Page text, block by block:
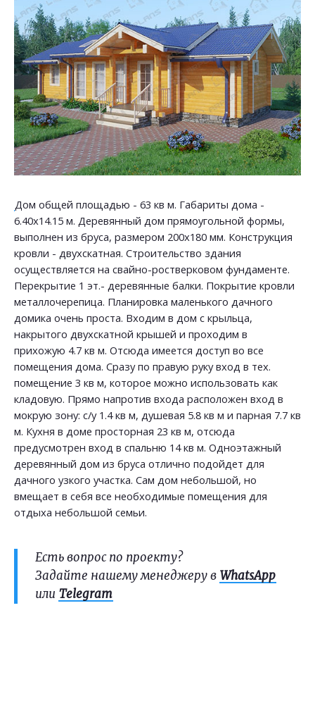
Дом общей площадью - 63 кв м. Габариты дома -
6.40х14.15 м. Деревянный дом прямоугольной формы,
выполнен из бруса, размером 200х180 мм. Конструкция
кровли - двухскатная. Строительство здания
осуществляется на свайно-ростверковом фундаменте.
Перекрытие 1 эт.- деревянные балки. Покрытие кровли
металлочерепица. Планировка маленького дачного
домика очень проста. Входим в дом с крыльца,
накрытого двухскатной крышей и проходим в
прихожую 4.7 кв м. Отсюда имеется доступ во все
помещения дома. Сразу по правую руку вход в тех.
помещение 3 кв м, которое можно использовать как
кладовую. Прямо напротив входа расположен вход в
мокрую зону: с/у 1.4 кв м, душевая 5.8 кв м и парная 7.7 кв
м. Кухня в доме просторная 23 кв м, отсюда
предусмотрен вход в спальню 14 кв м. Одноэтажный
деревянный дом из бруса отлично подойдет для
дачного узкого участка. Сам дом небольшой, но
вмещает в себя все необходимые помещения для
отдыха небольшой семьи.
Есть вопрос по проекту?
Задайте нашему менеджеру в WhatsApp
или Telegram